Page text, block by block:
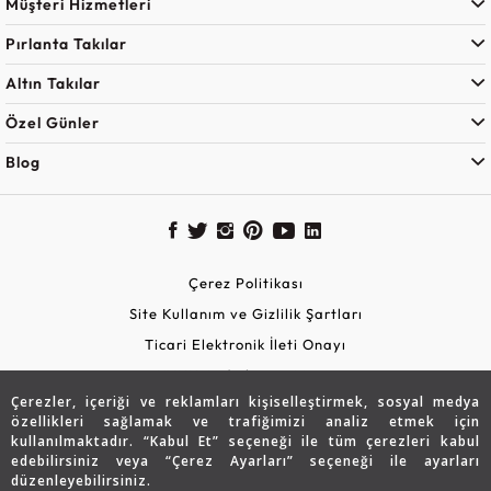
Çerezler, içeriği ve reklamları kişiselleştirmek, sosyal medya
özellikleri sağlamak ve trafiğimizi analiz etmek için
kullanılmaktadır. “Kabul Et” seçeneği ile tüm çerezleri kabul
edebilirsiniz veya “Çerez Ayarları” seçeneği ile ayarları
düzenleyebilirsiniz.
Pırlanta Takılar
Altın Takılar
Özel Günler
Blog
Çerez Politikası
Site Kullanım ve Gizlilik Şartları
Ticari Elektronik İleti Onayı
KVKK Aydınlatma Metni
Güvenli Alışveriş